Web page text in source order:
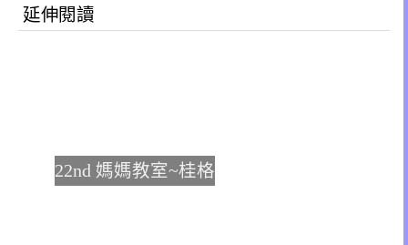
延伸閱讀
22nd 媽媽教室~桂格